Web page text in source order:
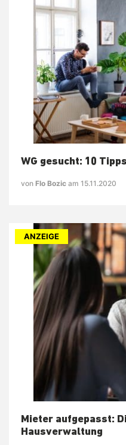
WG gesucht: 10
von Flo Bozic am 15.11.2020
ANZEIGE
Mieter aufgepasst:
Hausverwaltung